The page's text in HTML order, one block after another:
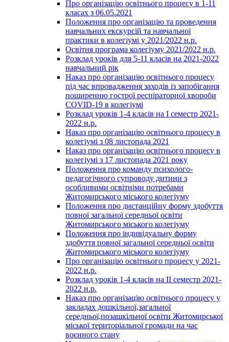
Про організацію освітнього процесу в 1-11
класах з 06.05.2021
Положення про організацію та проведення
навчальних екскурсій та навчальної
практики в колегіумі у 2021/2022 н.р.
Освітня програма колегіуму 2021/2022 н.р.
Розклад уроків для 5-11 класів на 2021-2022
навчальний рік
Наказ про організацію освітнього процесу
під час впровадження заходів із запобігання
поширенню гострої респіраторної хвороби
COVID-19 в колегіумі
Розклад уроків 1-4 класів на І семестр 2021-
2022 н.р.
Наказ про організацію освітнього процесу в
колегіумі з 08 листопада 2021
Наказ про організацію освітнього процесу в
колегіумі з 17 листопада 2021 року
Положення про команду психолого-
педагогічного супроводу дитини з
особливими освітніми потребами
Житомирського міського колегіуму
Положення про дистанційну форму здобуття
повної загальної середньої освіти
Житомирського міського колегіуму
Положення про індивідуальну форму
здобуття повної загальної середньої освіти
Житомирського міського колегіуму
Про організацію освітнього процесу у 2021-
2022 н.р.
Розклад уроків 1-4 класів на ІІ семестр 2021-
2022 н.р.
Наказ про організацію освітнього процесу у
закладах дошкільної,загальної
середньої,позашкільної освіти Житомирської
міської територіальної громади на час
воєнного стану